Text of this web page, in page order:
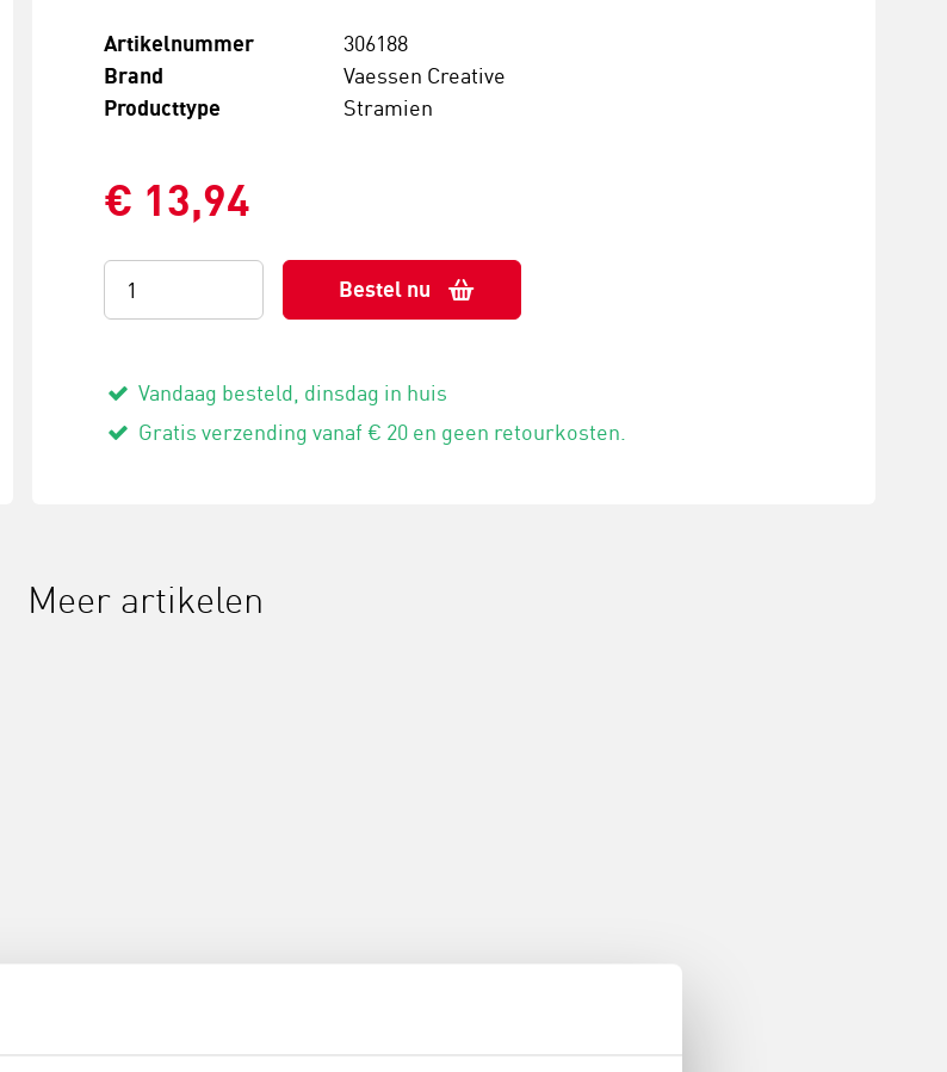
Artikelnummer 306188
Brand Vaessen Creative
Producttype Stramien
€ 13,94
Bestel nu
Vandaag besteld, dinsdag in huis
Gratis verzending vanaf € 20 en geen retourkosten.
Meer artikelen